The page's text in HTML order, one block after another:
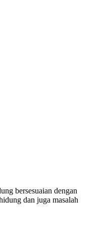
bersesuaian dengan
dan juga masalah